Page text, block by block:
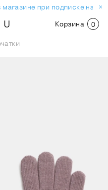
при подписке на
Корзина 0